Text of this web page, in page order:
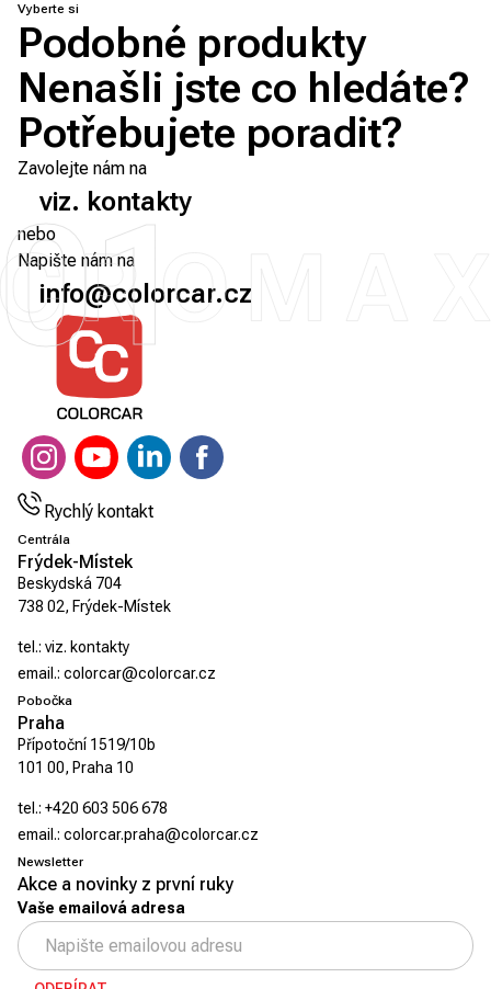
01
Vyberte si
Podobné produkty
Nenašli jste co hledáte?
Potřebujete poradit?
Zavolejte nám na
viz. kontakty
nebo
Napište nám na
info@colorcar.cz
Rychlý kontakt
Centrála
Frýdek-Místek
Beskydská 704
738 02, Frýdek-Místek
tel.: viz. kontakty
email.: colorcar@colorcar.cz
Pobočka
Praha
Přípotoční 1519/10b
101 00, Praha 10
tel.: +420 603 506 678
email.: colorcar.praha@colorcar.cz
Newsletter
Akce a novinky z první ruky
Vaše emailová adresa